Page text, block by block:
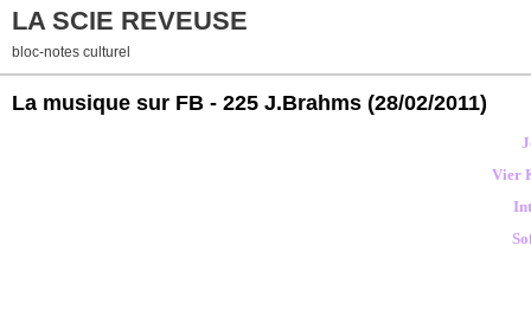
LA SCIE REVEUSE
bloc-notes culturel
La musique sur FB - 225 J.Brahms (28/02/2011)
Vier